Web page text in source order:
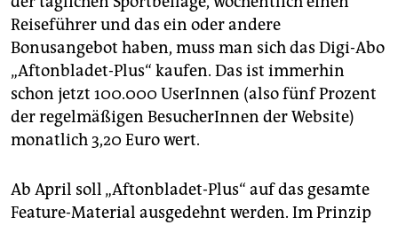
Reiseführer und das ein oder andere
Bonusangebot haben, muss man sich das Digi-Abo
„Aftonbladet-Plus“ kaufen. Das ist immerhin
schon jetzt 100.000 UserInnen (also fünf Prozent
der regelmäßigen BesucherInnen der Website)
monatlich 3,20 Euro wert.
Ab April soll „Aftonbladet-Plus“ auf das gesamte
Feature-Material ausgedehnt werden. Im Prinzip